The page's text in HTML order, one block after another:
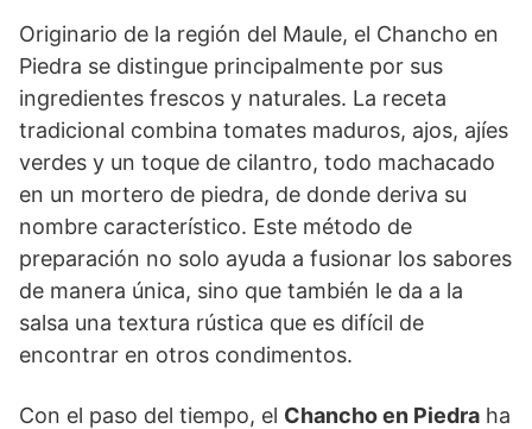
Originario de la región del Maule, el Chancho en
Piedra se distingue principalmente por sus
ingredientes frescos y naturales. La receta
tradicional combina tomates maduros, ajos, ajíes
verdes y un toque de cilantro, todo machacado
en un mortero de piedra, de donde deriva su
nombre característico. Este método de
preparación no solo ayuda a fusionar los sabores
de manera única, sino que también le da a la
salsa una textura rústica que es difícil de
encontrar en otros condimentos.
Con el paso del tiempo, el Chancho en Piedra ha